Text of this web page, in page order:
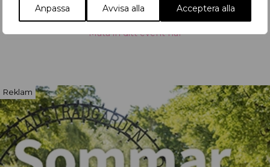
Anpassa Avvisa alla Acceptera alla
evenemang?
Mata in ditt event här
Reklam